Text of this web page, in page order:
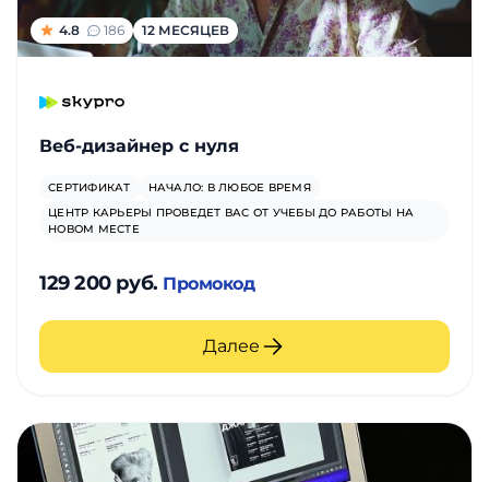
4.8 186 12 МЕСЯЦЕВ
Веб-дизайнер с нуля
СЕРТИФИКАТ
НАЧАЛО: В ЛЮБОЕ ВРЕМЯ
ЦЕНТР КАРЬЕРЫ ПРОВЕДЕТ ВАС ОТ УЧЕБЫ ДО РАБОТЫ НА
НОВОМ МЕСТЕ
129 200 руб. Промокод
Далее